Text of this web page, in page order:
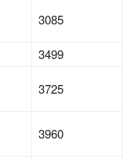
3085
3499
3725
3960